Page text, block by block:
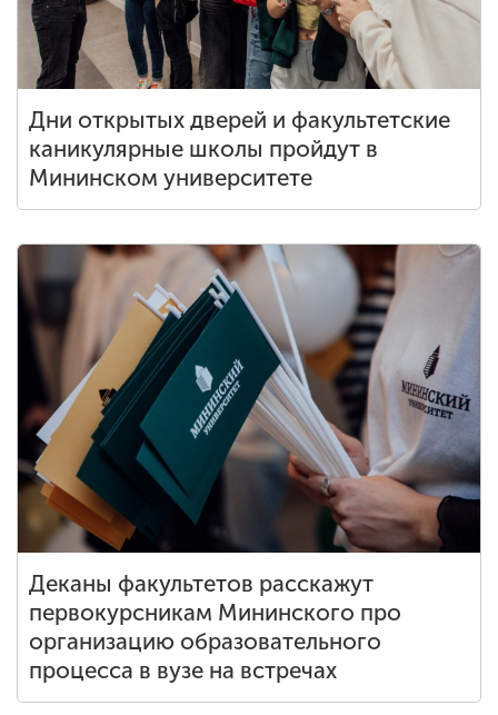
Дни открытых дверей и факультетские
каникулярные школы пройдут в
Мининском университете
Деканы факультетов расскажут
первокурсникам Мининского про
организацию образовательного
процесса в вузе на встречах